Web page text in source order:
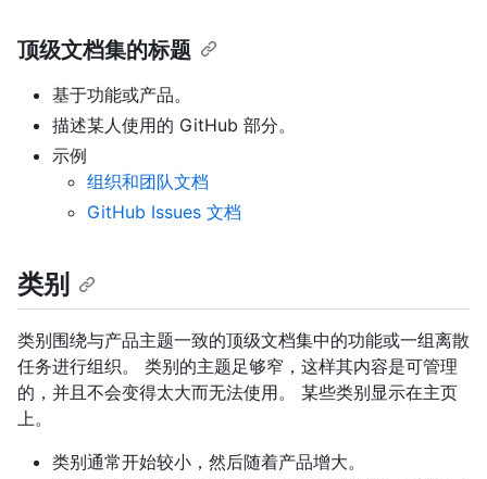
顶级文档集的标题
基于功能或产品。
描述某人使用的 GitHub 部分。
示例
组织和团队文档
GitHub Issues 文档
类别
类别围绕与产品主题一致的顶级文档集中的功能或一组离散
任务进行组织。 类别的主题足够窄，这样其内容是可管理
的，并且不会变得太大而无法使用。 某些类别显示在主页
上。
类别通常开始较小，然后随着产品增大。